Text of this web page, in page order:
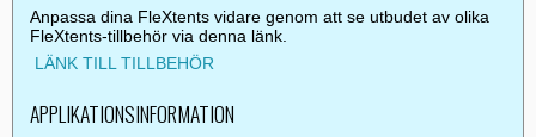
Anpassa dina FleXtents vidare genom att se utbudet av olika
FleXtents-tillbehör via denna länk.
LÄNK TILL TILLBEHÖR
APPLIKATIONSINFORMATION